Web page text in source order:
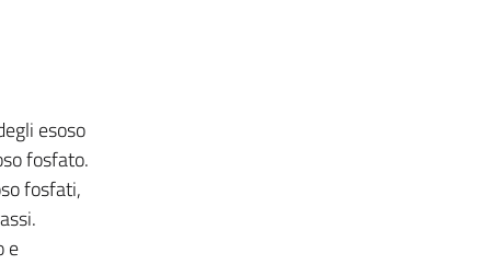
esoso
fosfato.
fosfati,
e